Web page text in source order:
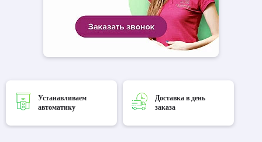
Устанавливаем
автоматику
Доставка в день
заказа